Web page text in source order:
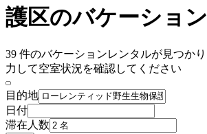
護区のバケーショ
39 件のバケーションレンタルが見つか
力して空室状況を確認してください
目的地
日付
滞在人数